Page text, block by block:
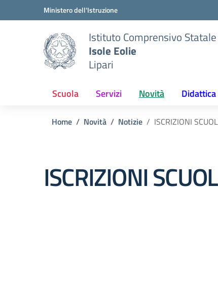
Vai ai contenuti
Vai al menu di navigazione
Ministero dell'Istruzione
Istituto Comprensivo Statale
Isole Eolie
Lipari
Scuola Servizi Novità Didattica
Home Novità Notizie ISCRIZIONI
ISCRIZIONI